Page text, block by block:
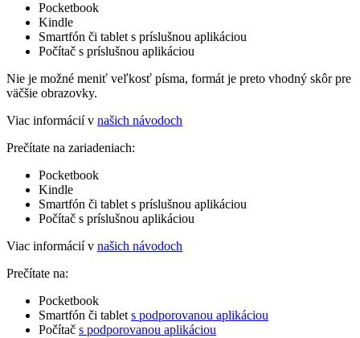
Pocketbook
Kindle
Smartfón či tablet s príslušnou aplikáciou
Počítač s príslušnou aplikáciou
Nie je možné meniť veľkosť písma, formát je preto vhodný skôr pre
väčšie obrazovky.
Viac informácií v našich návodoch
Prečítate na zariadeniach:
Pocketbook
Kindle
Smartfón či tablet s príslušnou aplikáciou
Počítač s príslušnou aplikáciou
Viac informácií v našich návodoch
Prečítate na:
Pocketbook
Smartfón či tablet s podporovanou aplikáciou
Počítač s podporovanou aplikáciou